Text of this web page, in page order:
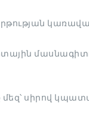
Կրթության
մեզ՝ սիրով